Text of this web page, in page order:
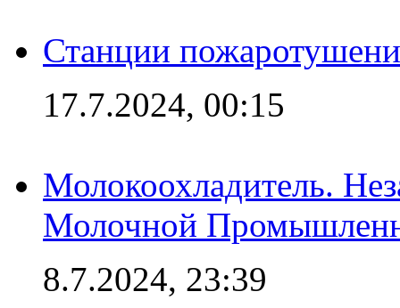
Станции
17.7.2024, 00:15
Молокоохладитель.
Молочной
8.7.2024, 23:39